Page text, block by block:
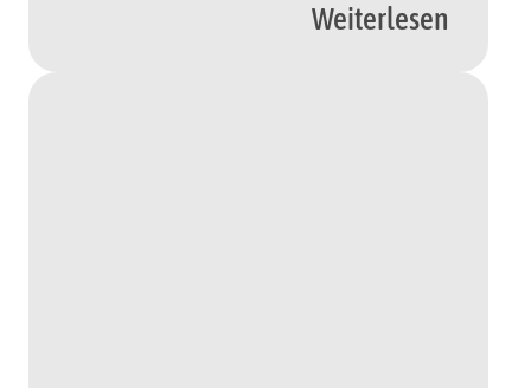
erscheinenden Hintergrunddienstes „Der
Weiterlesen